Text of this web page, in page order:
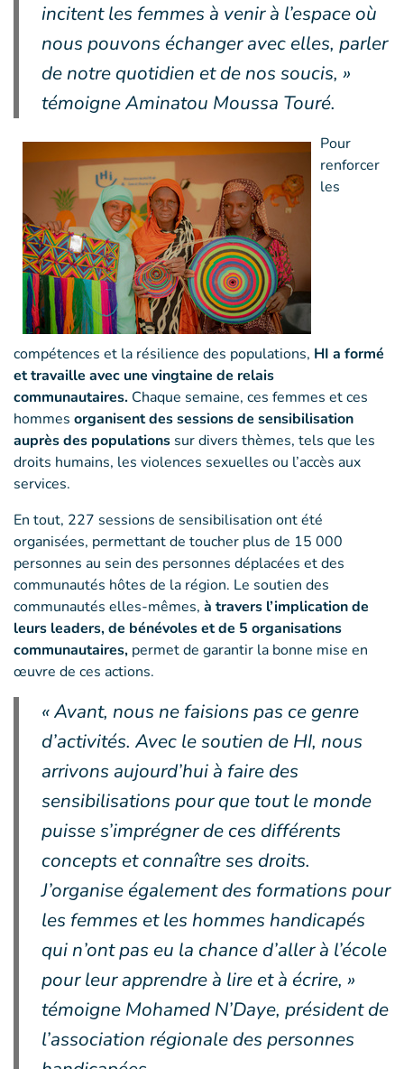
incitent les femmes à venir à l’espace où
nous pouvons échanger avec elles, parler
de notre quotidien et de nos soucis, »
témoigne Aminatou Moussa Touré.
Pour
renforcer
les
compétences et la résilience des populations, HI a formé
et travaille avec une vingtaine de relais
communautaires. Chaque semaine, ces femmes et ces
hommes organisent des sessions de sensibilisation
auprès des populations sur divers thèmes, tels que les
droits humains, les violences sexuelles ou l’accès aux
services.
En tout, 227 sessions de sensibilisation ont été
organisées, permettant de toucher plus de 15 000
personnes au sein des personnes déplacées et des
communautés hôtes de la région. Le soutien des
communautés elles-mêmes, à travers l’implication de
leurs leaders, de bénévoles et de 5 organisations
communautaires, permet de garantir la bonne mise en
œuvre de ces actions.
« Avant, nous ne faisions pas ce genre
d’activités. Avec le soutien de HI, nous
arrivons aujourd’hui à faire des
sensibilisations pour que tout le monde
puisse s’imprégner de ces différents
concepts et connaître ses droits.
J’organise également des formations pour
les femmes et les hommes handicapés
qui n’ont pas eu la chance d’aller à l’école
pour leur apprendre à lire et à écrire, »
témoigne Mohamed N’Daye, président de
l’association régionale des personnes